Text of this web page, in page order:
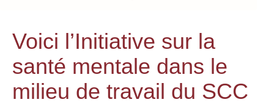
Voici l’Initiative sur la
santé mentale dans le
milieu de travail du SCC